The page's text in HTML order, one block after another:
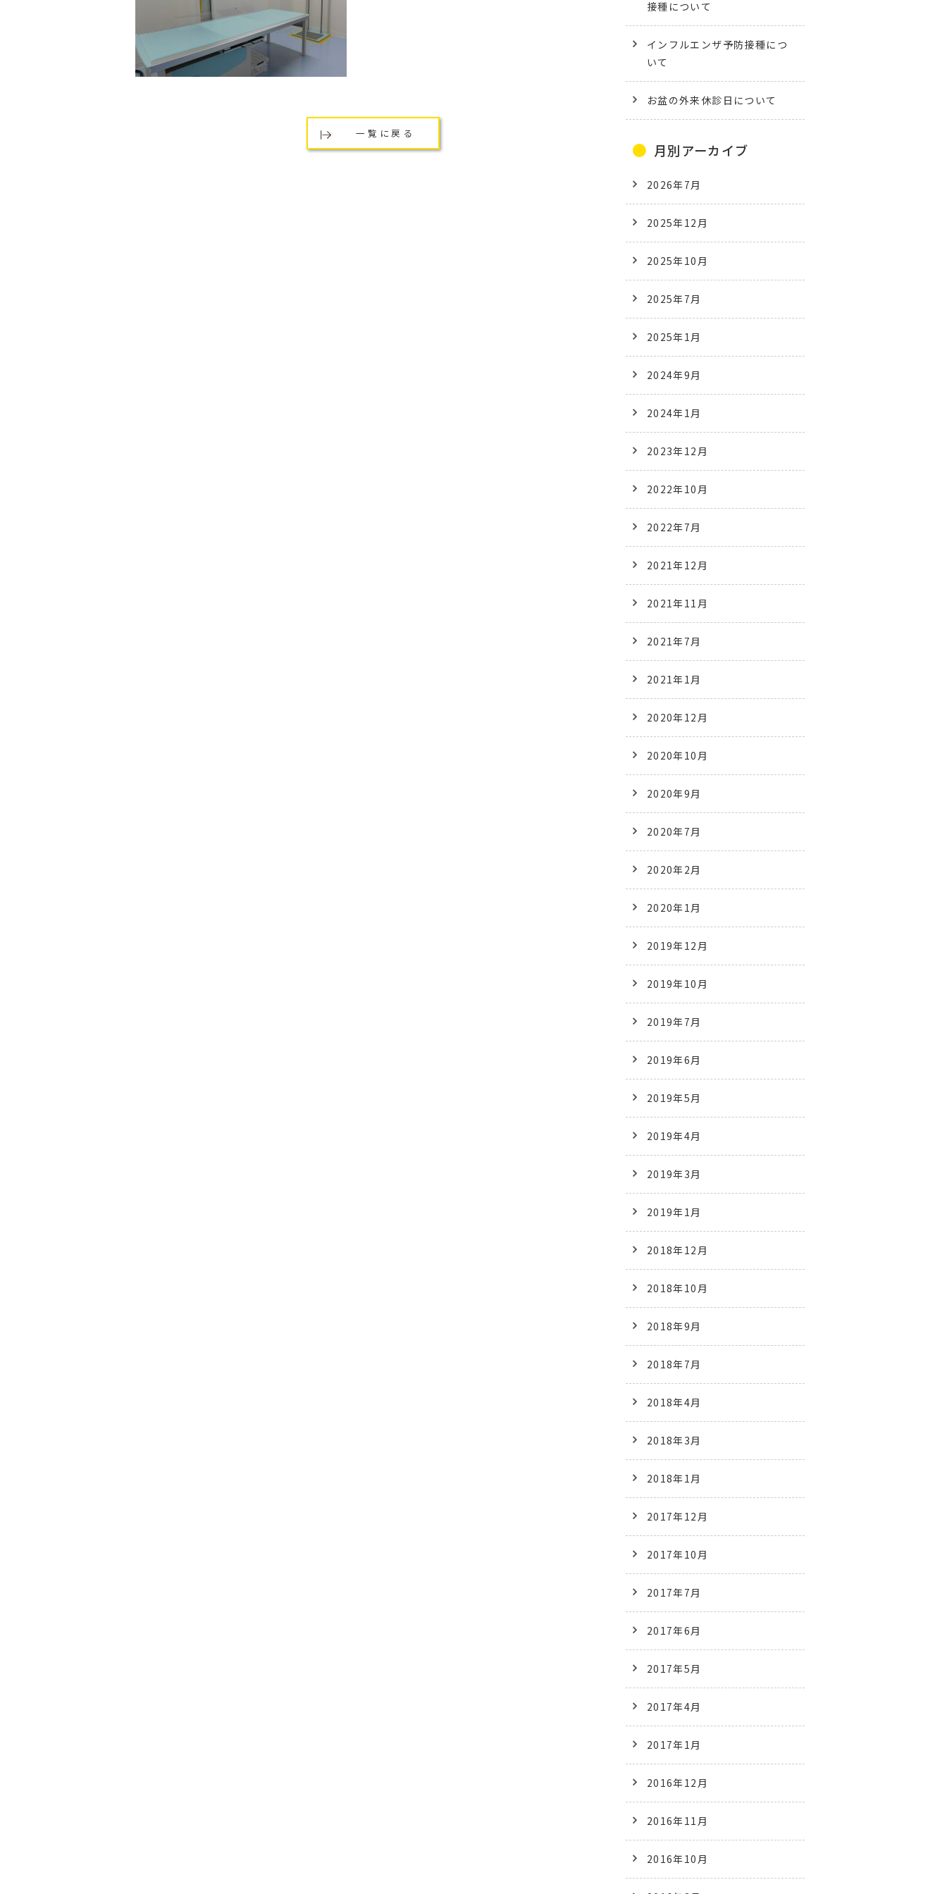
一覧に戻る
接種について
インフルエンザ予防接種につ
いて
お盆の外来休診日について
月別アーカイブ
2026年7月
2025年12月
2025年10月
2025年7月
2025年1月
2024年9月
2024年1月
2023年12月
2022年10月
2022年7月
2021年12月
2021年11月
2021年7月
2021年1月
2020年12月
2020年10月
2020年9月
2020年7月
2020年2月
2020年1月
2019年12月
2019年10月
2019年7月
2019年6月
2019年5月
2019年4月
2019年3月
2019年1月
2018年12月
2018年10月
2018年9月
2018年7月
2018年4月
2018年3月
2018年1月
2017年12月
2017年10月
2017年7月
2017年6月
2017年5月
2017年4月
2017年1月
2016年12月
2016年11月
2016年10月